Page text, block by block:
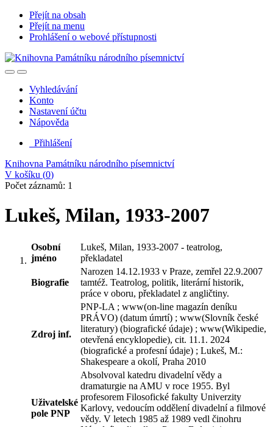
Přejít na obsah
Přejít na menu
Prohlášení o webové přístupnosti
Vyhledávání
Konto
Nastavení účtu
Nápověda
Přihlášení
Knihovna Památníku národního písemnictví
V košíku (0)
Počet záznamů: 1
Lukeš, Milan, 1933-2007
Osobní
jméno
Lukeš, Milan, 1933-2007 - teatrolog,
překladatel
Biografie
Narozen 14.12.1933 v Praze, zemřel 22.9.2007
tamtéž. Teatrolog, politik, literární historik,
práce v oboru, překladatel z angličtiny.
Zdroj inf.
PNP-LA ; www(on-line magazín deníku
PRÁVO) (datum úmrtí) ; www(Slovník české
literatury) (biografické údaje) ; www(Wikipedie,
otevřená encyklopedie), cit. 11.1. 2024
(biografické a profesní údaje) ; Lukeš, M.:
Shakespeare a okolí, Praha 2010
Uživatelské
pole PNP
Absolvoval katedru divadelní vědy a
dramaturgie na AMU v roce 1955. Byl
profesorem Filosofické fakulty Univerzity
Karlovy, vedoucím oddělení divadelní a filmové
vědy. V letech 1985 až 1989 vedl činohru